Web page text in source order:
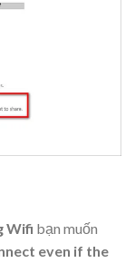
Wifi bạn muốn
even if the